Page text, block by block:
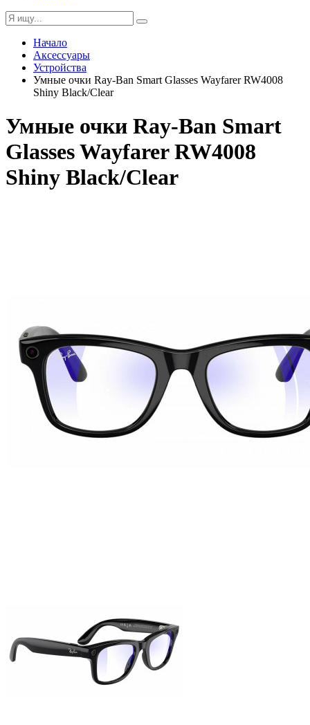
Начало
Аксессуары
Устройства
Умные очки Ray-Ban Smart Glasses Wayfarer RW4008
Shiny Black/Clear
Умные очки Ray-Ban Smart
Glasses Wayfarer RW4008
Shiny Black/Clear